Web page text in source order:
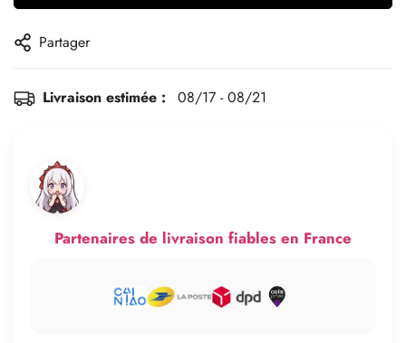
Partager
Livraison estimée : 08/17 - 08/21
Partenaires de livraison fiables en France